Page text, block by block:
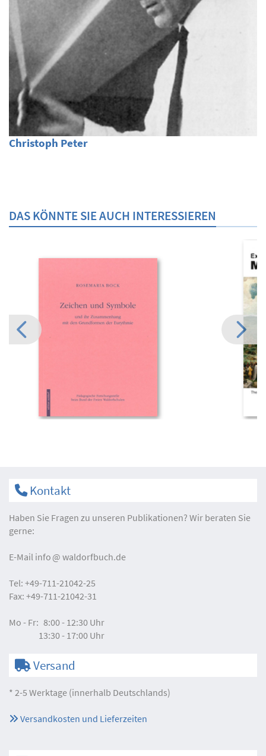
Christoph Peter
DAS KÖNNTE SIE AUCH INTERESSIEREN
Kontakt
Haben Sie Fragen zu unseren Publikationen? Wir beraten Sie
gerne:
E-Mail info waldorfbuch.de
Tel: +49-711-21042-25
Fax: +49-711-21042-31
Mo - Fr: 8:00 - 12:30 Uhr
13:30 - 17:00 Uhr
Versand
* 2-5 Werktage (innerhalb Deutschlands)
Versandkosten und Lieferzeiten